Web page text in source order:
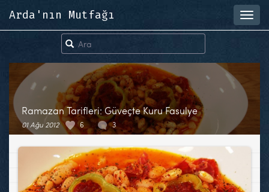
Arda'nın Mutfağı
Ramazan Tarifleri: Güveçte Kuru Fasulye
01 Ağu 2012 6 3